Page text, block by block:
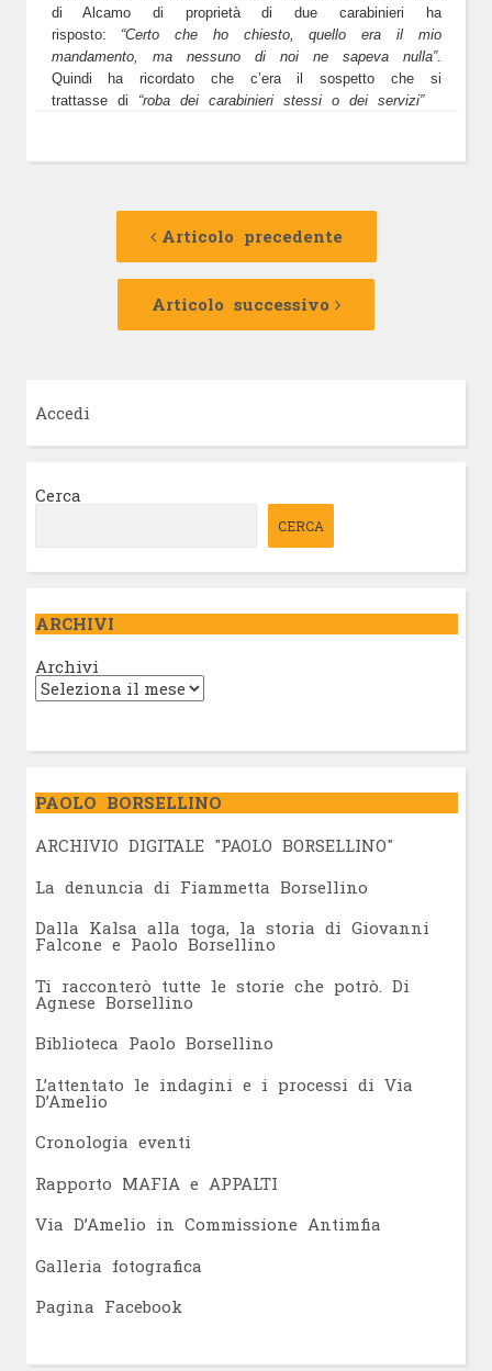
di Alcamo di proprietà di due carabinieri ha
risposto: “Certo che ho chiesto, quello era il mio
mandamento, ma nessuno di noi ne sapeva nulla”.
Quindi ha ricordato che c’era il sospetto che si
trattasse di “roba dei carabinieri stessi o dei servizi”
Navigazione
Articolo precedente
Articolo
Articolo successivo
Articolo
Accedi
Cerca
CERCA
ARCHIVI
Archivi
PAOLO BORSELLINO
ARCHIVIO DIGITALE "PAOLO BORSELLINO"
La denuncia di Fiammetta Borsellino
Dalla Kalsa alla toga, la storia di Giovanni
Falcone e Paolo Borsellino
Ti racconterò tutte le storie che potrò. Di
Agnese Borsellino
Biblioteca Paolo Borsellino
L’attentato le indagini e i processi di Via
D’Amelio
Cronologia eventi
Rapporto MAFIA e APPALTI
Via D’Amelio in Commissione Antimfia
Galleria fotografica
Pagina Facebook